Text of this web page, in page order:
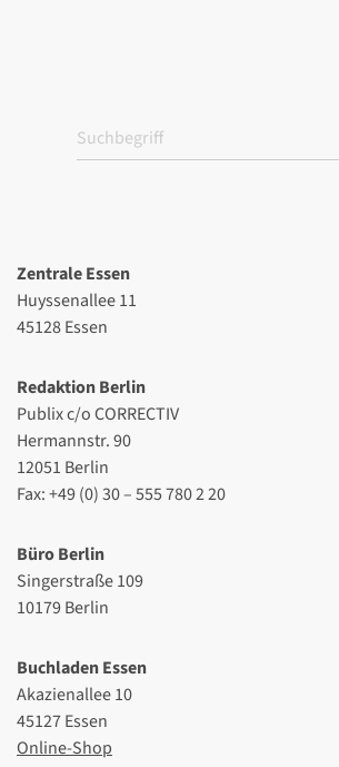
Zentrale Essen
Huyssenallee 11
45128 Essen
Redaktion Berlin
Publix c/o CORRECTIV
Hermannstr. 90
12051 Berlin
Fax: +49 (0) 30 – 555 780 2 20
Büro Berlin
Singerstraße 109
10179 Berlin
Buchladen Essen
Akazienallee 10
45127 Essen
Online-Shop